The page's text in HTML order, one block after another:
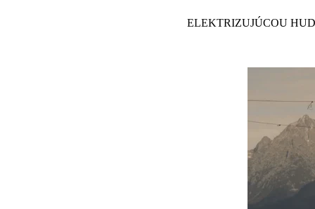
ELEKTRIZUJÚCOU